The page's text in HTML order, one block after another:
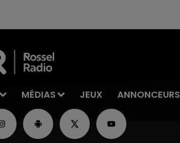
MÉDIAS JEUX ANNONCEURS